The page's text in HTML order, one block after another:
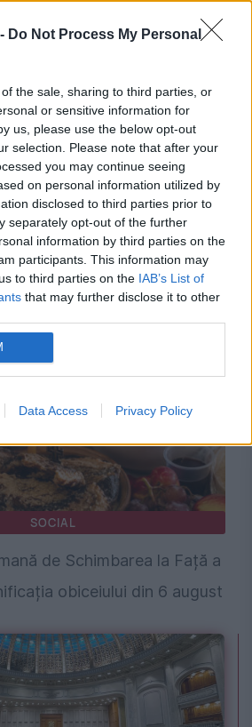
Do Not Process My Personal
the sale, sharing to third parties, or
or sensitive information for
us, please use the below opt-out
selection. Please note that after your
you may continue seeing
on personal information utilized by
disclosed to third parties prior to
separately opt-out of the further
information by third parties on the
participants. This information may
to third parties on the IAB’s List of
that may further disclose it to other
Data Access Privacy Policy
SOCIAL
se rostește astăzi, de
la Față a Domnului.
SOCIAL
de Schimbarea la Față a
obiceiului din 6 august